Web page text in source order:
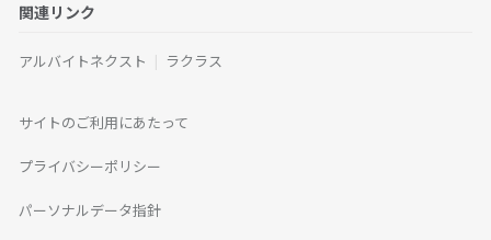
関連リンク
アルバイトネクスト ラクラス
サイトのご利用にあたって
プライバシーポリシー
パーソナルデータ指針